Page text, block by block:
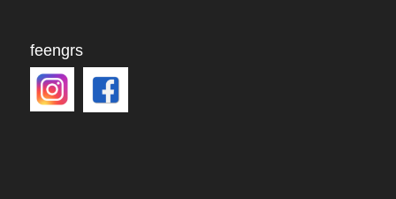
feengrs